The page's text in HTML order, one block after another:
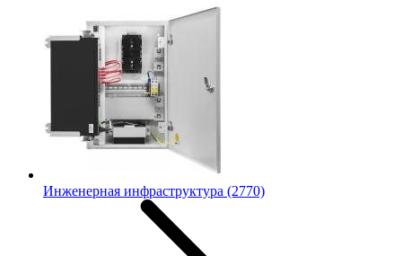
Инженерная инфраструктура (2770)